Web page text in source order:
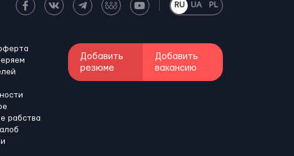
RU UA PL
рабства
Добавить
резюме
Добавить
вакансию